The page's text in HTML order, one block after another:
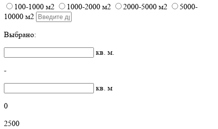
100-1000 м2 1000-2000 м2 2000-5000 м2
5000-
10000 м2
Выбрано:
кв. м.
-
кв. м
0
2500